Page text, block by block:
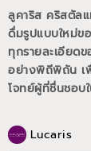
ลูคาริส คริสตัล
ดื่มรูปแบบใหม่ข
ทุกรายละเอียด
อย่างพิถีพิถัน เ
โจทย์ผู้ที่ชื่นชอบ
Lucaris